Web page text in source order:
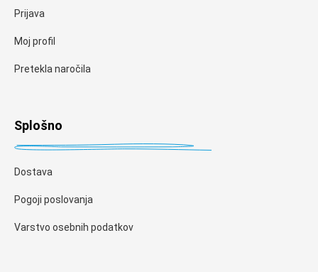
Prijava
Moj profil
Pretekla naročila
Splošno
Dostava
Pogoji poslovanja
Varstvo osebnih podatkov